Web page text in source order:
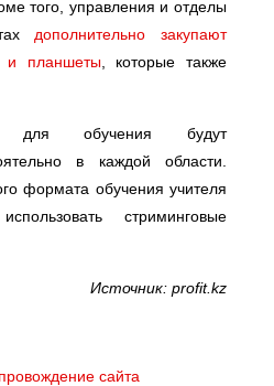
того, управления и отделы
дополнительно закупают
и планшеты, которые также
для обучения будут
в каждой области.
формата обучения учителя
стриминговые
Источник: profit.kz
сайта